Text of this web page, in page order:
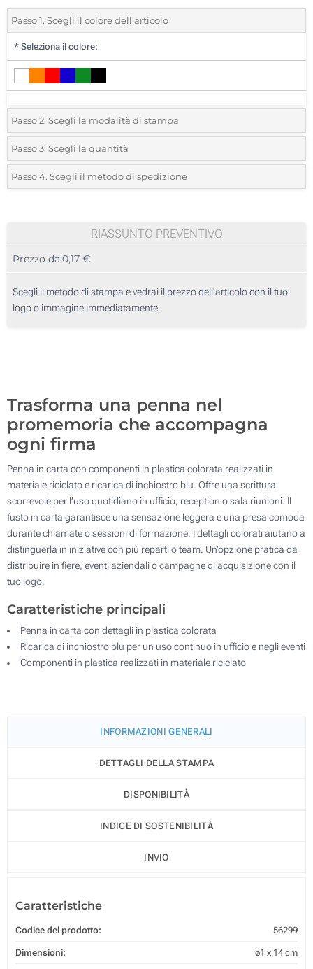
Passo 1. Scegli il colore dell'articolo
* Seleziona il colore:
Passo 2. Scegli la modalità di stampa
*Seleziona la posizione di stampa e il colore del vostro logo:
Stampa Digitale (Sul corpo)
Passo 3. Scegli la quantità
*Quantità desiderata:
100
250
500
Passo 4. Scegli il metodo di spedizione
RIASSUNTO PREVENTIVO
Prezzo da:0,17 €
Scegli il metodo di stampa e vedrai il prezzo dell'articolo con il tuo
logo o immagine immediatamente.
Trasforma una penna nel
promemoria che accompagna
ogni firma
Penna in carta con componenti in plastica colorata realizzati in
materiale riciclato e ricarica di inchiostro blu. Offre una scrittura
scorrevole per l’uso quotidiano in ufficio, reception o sala riunioni. Il
fusto in carta garantisce una sensazione leggera e una presa comoda
durante chiamate o sessioni di formazione. I dettagli colorati aiutano a
distinguerla in iniziative con più reparti o team. Un’opzione pratica da
distribuire in fiere, eventi aziendali o campagne di acquisizione con il
tuo logo.
Caratteristiche principali
Penna in carta con dettagli in plastica colorata
Ricarica di inchiostro blu per un uso continuo in ufficio e negli eventi
Componenti in plastica realizzati in materiale riciclato
INFORMAZIONI GENERALI
DETTAGLI DELLA STAMPA
DISPONIBILITÀ
INDICE DI SOSTENIBILITÀ
INVIO
Caratteristiche
Codice del prodotto: 56299
Dimensioni: ø1 x 14 cm